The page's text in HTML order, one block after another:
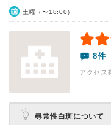
土曜（〜18:00）
8件
アクセ
尋常性白斑について